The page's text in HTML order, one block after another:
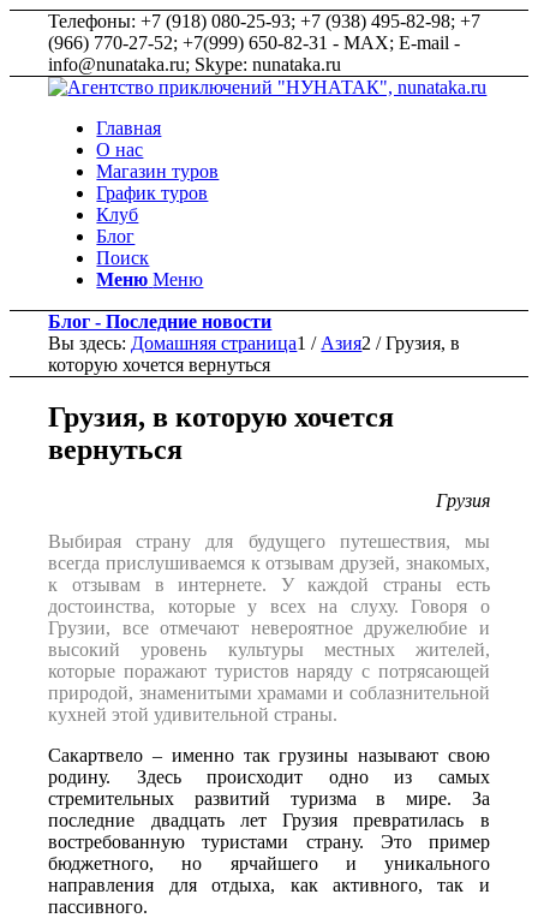
Телефоны: +7 (918) 080-25-93; +7 (938) 495-82-98; +7
(966) 770-27-52; +7(999) 650-82-31 - MAX; E-mail -
info@nunataka.ru; Skype: nunataka.ru
Главная
О нас
Магазин туров
График туров
Клуб
Блог
Поиск
Меню Меню
Блог - Последние новости
Вы здесь: Домашняя страница1 / Азия2 / Грузия, в
которую хочется вернуться
Грузия, в которую хочется
вернуться
Грузия
Выбирая страну для будущего путешествия, мы
всегда прислушиваемся к отзывам друзей, знакомых,
к отзывам в интернете. У каждой страны есть
достоинства, которые у всех на слуху. Говоря о
Грузии, все отмечают невероятное дружелюбие и
высокий уровень культуры местных жителей,
которые поражают туристов наряду с потрясающей
природой, знаменитыми храмами и соблазнительной
кухней этой удивительной страны.
Сакартвело – именно так грузины называют свою
родину. Здесь происходит одно из самых
стремительных развитий туризма в мире. За
последние двадцать лет Грузия превратилась в
востребованную туристами страну. Это пример
бюджетного, но ярчайшего и уникального
направления для отдыха, как активного, так и
пассивного.